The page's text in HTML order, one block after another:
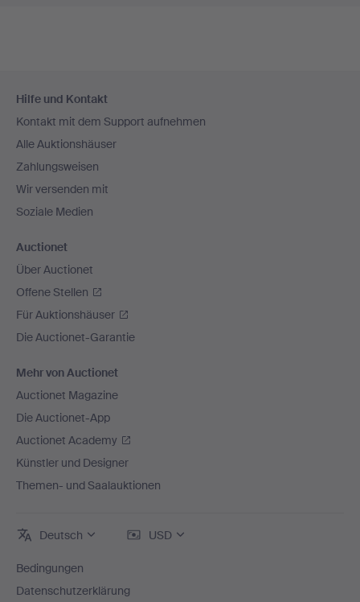
Navigation
Hilfe und Kontakt
Kontakt mit dem Support aufnehmen
Alle Auktionshäuser
Zahlungsweisen
Wir versenden mit
Soziale Medien
Auctionet
Über Auctionet
Offene Stellen
Für Auktionshäuser
Die Auctionet-Garantie
Mehr von Auctionet
Auctionet Magazine
Die Auctionet-App
Auctionet Academy
Künstler und Designer
Themen- und Saalauktionen
Deutsch USD
Bedingungen
Datenschutzerklärung